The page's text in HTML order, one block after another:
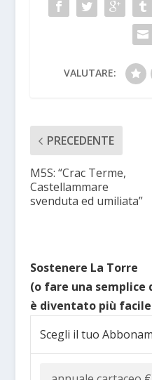
VALUTARE:
PRECEDENTE
M5S: “Crac Terme,
Castellammare
svenduta ed umiliata”
Sostenere La Torre
(o fare una semplice
è diventato più
Scegli il tuo